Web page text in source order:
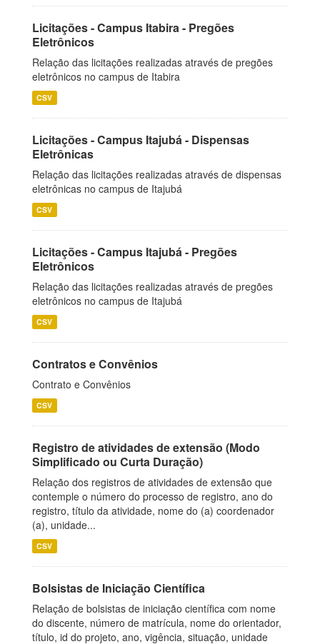
Licitações - Campus Itabira - Pregões
Eletrônicos
Relação das licitações realizadas através de pregões
eletrônicos no campus de Itabira
CSV
Licitações - Campus Itajubá - Dispensas
Eletrônicas
Relação das licitações realizadas através de dispensas
eletrônicas no campus de Itajubá
CSV
Licitações - Campus Itajubá - Pregões
Eletrônicos
Relação das licitações realizadas através de pregões
eletrônicos no campus de Itajubá
CSV
Contratos e Convênios
Contrato e Convênios
CSV
Registro de atividades de extensão (Modo
Simplificado ou Curta Duração)
Relação dos registros de atividades de extensão que
contemple o número do processo de registro, ano do
registro, título da atividade, nome do (a) coordenador
(a), unidade...
CSV
Bolsistas de Iniciação Científica
Relação de bolsistas de iniciação científica com nome
do discente, número de matrícula, nome do orientador,
título, id do projeto, ano, vigência, situação, unidade